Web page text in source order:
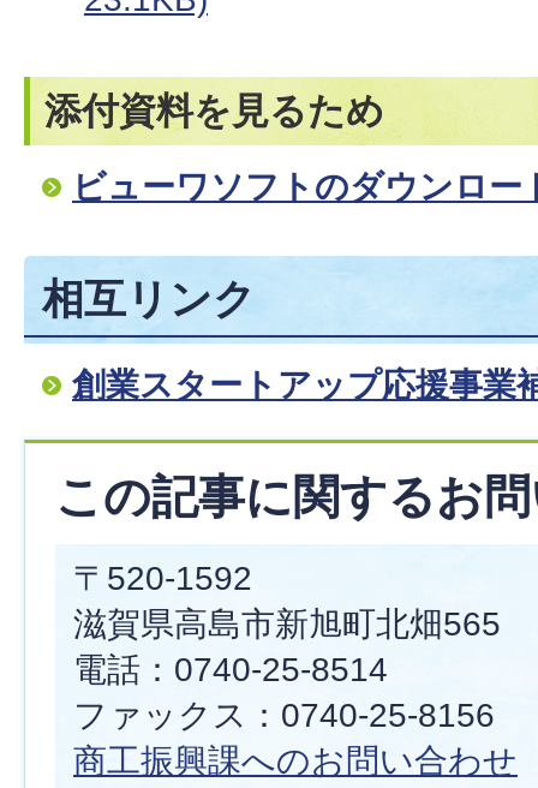
添付資料を見るため
ビューワソフトのダウンロー
相互リンク
創業スタートアップ応援事業
この記事に関するお
〒520-1592
滋賀県高島市新旭町北畑565
電話：0740-25-8514
ファックス：0740-25-8156
商工振興課へのお問い合わせ